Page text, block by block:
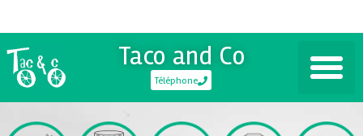
Taco and Co
Téléphone